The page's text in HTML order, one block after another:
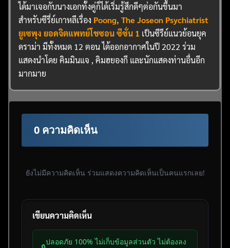
ได้มาเจอกับนางเอกทั้งคู่ก็ได้เริ่มรู้สึกดีๆต่อกันขึ้นมา
สำหรับซีรี่ย์เกาหลีเรื่อง Poong, The Joseon Psychiatrist
ยูเซพุง ยอดจิตแพทย์โชซอน ซีซั่น 1 เป็นซีรีย์แนวย้อนยุค
ดราม่า มีทั้งหมด 12 ตอน ได้ออกอากาศในปี 2022 ร่วม
แสดงนำโดย คิมมินแจ , คิมฮยองกี และนักแสดงท่านอื่นอีก
มากมาย
0 ความคิดเห็น
ยังไม่มีความคิดเห็น ร่วมแสดงความคิดเห็นเป็นคนแรกเลย!
เขียนความคิดเห็น
ปลอดภัย 100% ไม่เก็บข้อมูลส่วนตัว ไม่ต้องลง